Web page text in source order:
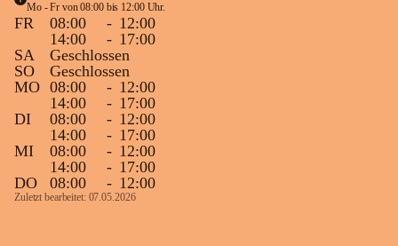
Mo - Fr von 08:00 bis 12:00 Uhr.
FR 08:00 - 12:00
14:00
- 17:00
SA
Geschlossen
SO
Geschlossen
MO 08:00 - 12:00
14:00
- 17:00
DI
08:00 - 12:00
14:00
- 17:00
MI
08:00 - 12:00
14:00
- 17:00
DO
08:00 - 12:00
Zuletzt bearbeitet: 07.05.2026